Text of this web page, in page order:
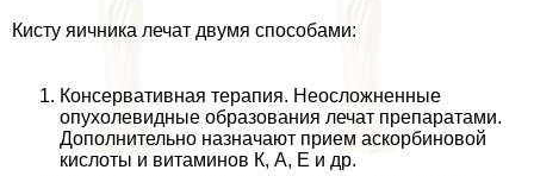
Кисту яичника лечат двумя способами:
Консервативная терапия. Неосложненные
опухолевидные образования лечат препаратами.
Дополнительно назначают прием аскорбиновой
кислоты и витаминов К, А, Е и др.